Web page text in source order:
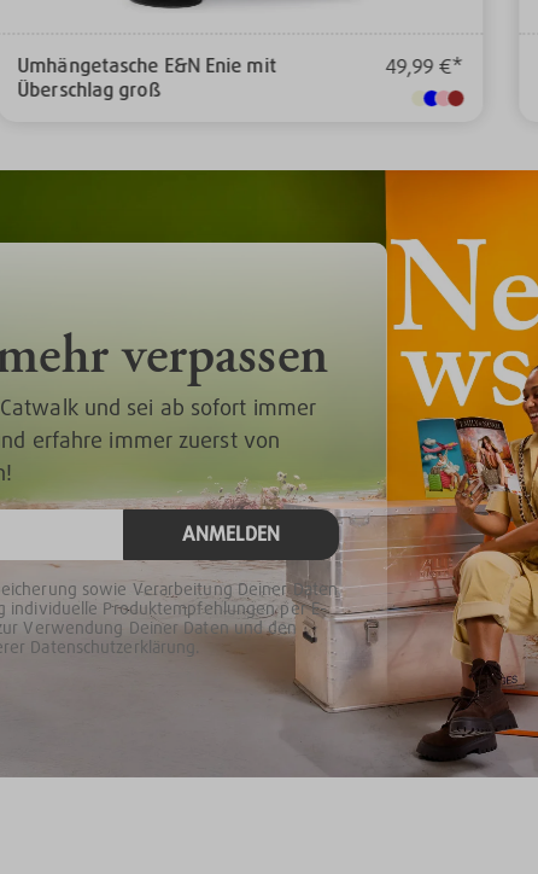
Umhängetasche E&N Enie mit
Überschlag groß
49,99 €*
verpassen
und sei ab sofort immer
erfahre immer zuerst von
ANMELDEN
sowie Verarbeitung Deiner Daten
individuelle Produktempfehlungen per E-
Verwendung Deiner Daten und den
Datenschutzerklärung.